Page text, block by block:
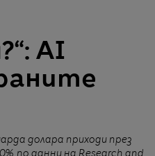
AI
долара приходи през
по данни на Research and